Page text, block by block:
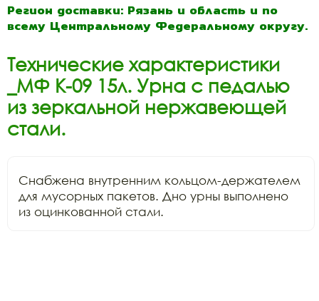
Регион доставки: Рязань и область и по
всему Центральному Федеральному округу.
Технические характеристики
_МФ К-09 15л. Урна с педалью
из зеркальной нержавеющей
стали.
Снабжена внутренним кольцом-держателем
для мусорных пакетов. Дно урны выполнено
из оцинкованной стали.